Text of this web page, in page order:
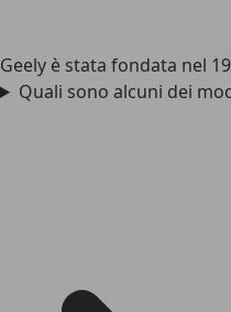
Geely è stata fondata nel
Quali sono alcuni dei